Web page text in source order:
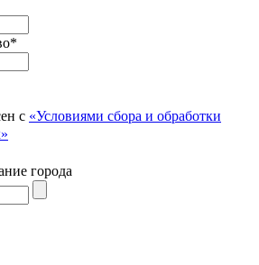
*
с «Условиями сбора и обработки
города